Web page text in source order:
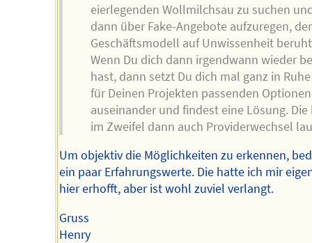
eierlegenden Wollmilchsau zu suchen
dann über Fake-Angebote aufzuregen,
Geschäftsmodell auf Unwissenheit
Wenn Du dich dann irgendwann wieder
hast, dann setzt Du dich mal ganz in
für Deinen Projekten passenden Optionen
auseinander und findest eine Lösung. Die
im Zweifel dann auch Providerwechsel
Um objektiv die Möglichkeiten zu erkennen,
ein paar Erfahrungswerte. Die hatte ich mir
hier erhofft, aber ist wohl zuviel verlangt.
Gruss
Henry